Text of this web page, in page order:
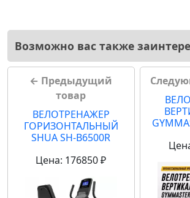
Возможно вас также
← Предыдущий
товар
ВЕЛОТРЕНАЖЕР
ГОРИЗОНТАЛЬНЫЙ
SHUA SH-B6500R
Цена: 176850 ₽